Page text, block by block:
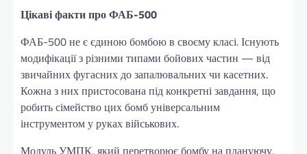
Цікаві факти про ФАБ-500
ФАБ-500 не є єдиною бомбою в своєму класі. Існують
модифікації з різними типами бойових частин — від
звичайних фугасних до запалювальних чи касетних.
Кожна з них пристосована під конкретні завдання, що
робить сімейство цих бомб універсальним
інструментом у руках військових.
Модуль УМПК, який перетворює бомбу на плануючу,